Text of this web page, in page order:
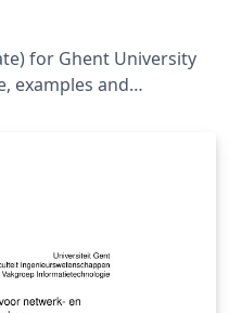
for Ghent University